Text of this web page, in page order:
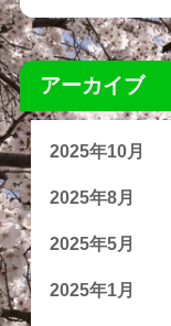
アーカイブ
2025年10月
2025年8月
2025年5月
2025年1月